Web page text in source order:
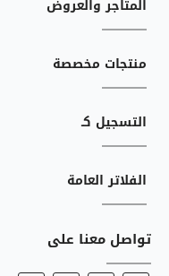
المتاجر والعروض
منتجات مخصصة
التسجيل كـ
الفلاتر العامة
تواصل معنا على